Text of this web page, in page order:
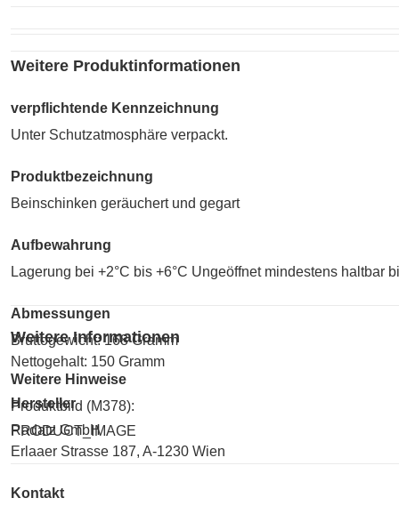
Weitere Produktinformationen
verpflichtende Kennzeichnung
Unter Schutzatmosphäre verpackt.
Produktbezeichnung
Beinschinken geräuchert und gegart
Aufbewahrung
Lagerung bei +2°C bis +6°C Ungeöffnet mindestens haltbar
Abmessungen
Bruttogewicht: 168 Gramm
Nettogehalt: 150 Gramm
Hersteller
Radatz GmbH
Erlaaer Strasse 187, A-1230 Wien
Kontakt
Weitere Informationen
Weitere Hinweise
Produktbild (M378):
PRODUCT_IMAGE